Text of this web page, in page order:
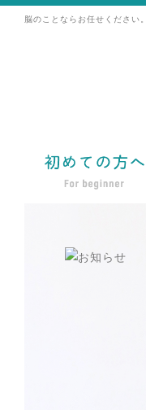
脳のことならお任せください